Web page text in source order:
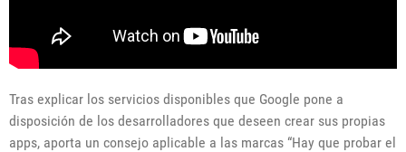
Tras explicar los servicios disponibles que Google pone a
disposición de los desarrolladores que deseen crear sus propias
apps, aporta un consejo aplicable a las marcas “Hay que probar el